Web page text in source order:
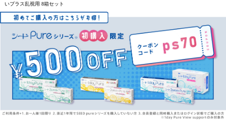
いプラス乱視用 8箱セット
閉じる